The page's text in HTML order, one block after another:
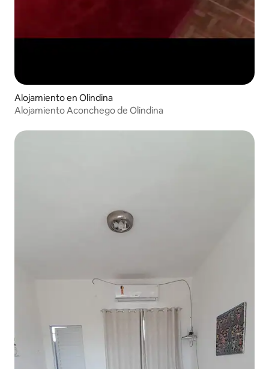
Alojamiento en Olindina
Alojamiento Aconchego de Olindina